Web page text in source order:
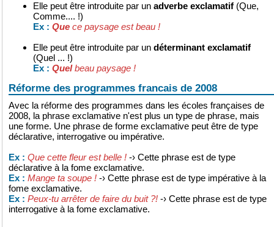
Elle peut être introduite par un adverbe exclamatif (Que,
Comme.... !)
Ex : Que ce paysage est beau !
Elle peut être introduite par un déterminant exclamatif
(Quel ... !)
Ex : Quelbeau paysage !
Réforme des programmes francais de 2008
Avec la réforme des programmes dans les écoles françaises de
2008, la phrase exclamative n'est plus un type de phrase, mais
une forme. Une phrase de forme exclamative peut être de type
déclarative, interrogative ou impérative.
Ex : Que cette fleur est belle ! -› Cette phrase est de type
déclarative à la fome exclamative.
Ex : Mange ta soupe ! -› Cette phrase est de type impérative à la
fome exclamative.
Ex : Peux-tu arrêter de faire du buit ?! -› Cette phrase est de type
interrogative à la fome exclamative.